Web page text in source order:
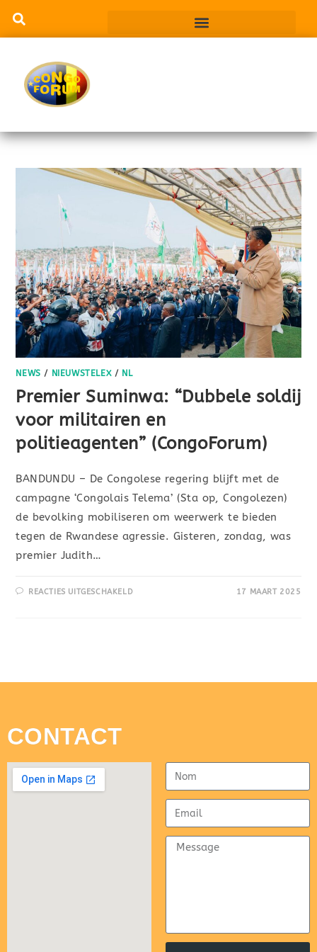
NEWS / NIEUWSTELEX/ NL
Premier Suminwa: “Dubbele soldij
voor militairen en
politieagenten” (CongoForum)
BANDUNDU – De Congolese regering blijft met de
campagne ‘Congolais Telema’ (Sta op, Congolezen)
de bevolking mobiliseren om weerwerk te bieden
tegen de Rwandese agressie. Gisteren, zondag, was
premier Judith…
REACTIES UITGESCHAKELD 17 MAART 2025
CONTACT